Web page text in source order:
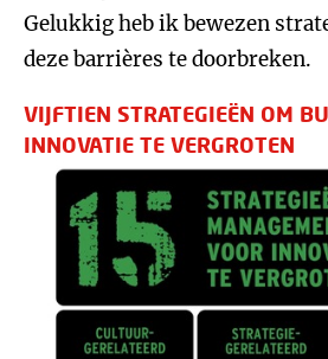
Gelukkig heb ik bewezen
deze barrières te doorbreken.
VIJFTIEN STRATEGIEËN OM
INNOVATIE TE VERGROTEN